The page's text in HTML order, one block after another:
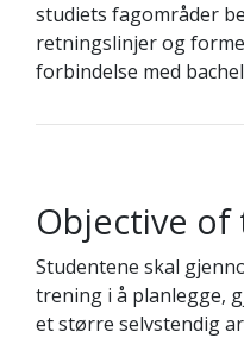
studiets fagområder
retningslinjer og
forbindelse med
Objective of
Studentene skal
trening i å planlegge,
et større selvstendig